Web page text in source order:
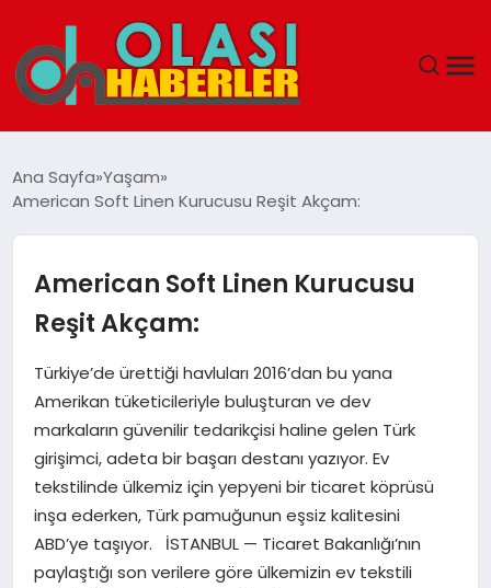
DÜNYA
SAĞLIK
TEKNOLOJI
Ana Sayfa Yaşam
American Soft Linen Kurucusu Reşit Akçam:
American Soft Linen Kurucusu
Reşit Akçam:
Türkiye’de ürettiği havluları 2016’dan bu yana
Amerikan tüketicileriyle buluşturan ve dev
markaların güvenilir tedarikçisi haline gelen Türk
girişimci, adeta bir başarı destanı yazıyor. Ev
tekstilinde ülkemiz için yepyeni bir ticaret köprüsü
inşa ederken, Türk pamuğunun eşsiz kalitesini
ABD’ye taşıyor. İSTANBUL — Ticaret Bakanlığı’nın
paylaştığı son verilere göre ülkemizin ev tekstili